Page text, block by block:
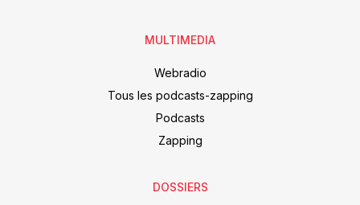
MULTIMEDIA
Webradio
Tous les podcasts-zapping
Podcasts
Zapping
DOSSIERS